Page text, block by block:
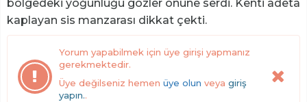
bölgedeki yoğunluğu gözler önüne serdi. Kenti adeta
kaplayan sis manzarası dikkat çekti.
Yorum yapabilmek için üye girişi yapmanız
gerekmektedir.
Üye değilseniz hemen üye olun veya giriş
yapın..